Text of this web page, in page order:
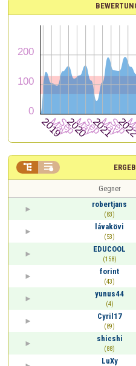
 
Gegner
robertjans
(83)
lávakövi
(53)
EDUCOOL
(158)
forint
(43)
yunus44
(4)
Cyril17
(89)
shicshi
(88)
LuXy